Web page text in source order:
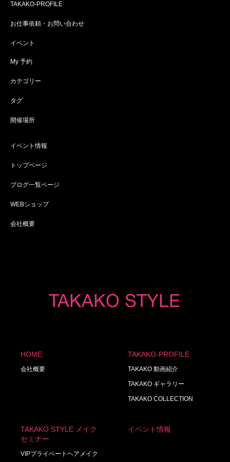
TAKAKO-PROFILE
お仕事依頼・お問い合わせ
イベント
My 予約
カテゴリー
タグ
開催場所
イベント情報
トップページ
ブログ一覧ページ
WEBショップ
会社概要
HOME
会社概要
TAKAKO-PROFILE
TAKAKO 動画紹介
TAKAKO ギャラリー
TAKAKO COLLECTION
TAKAKO STYLE メイク
セミナー
VIPプライベートヘアメイク
イベント情報